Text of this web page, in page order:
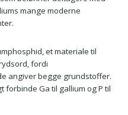
mange moderne
et materiale til
fordi
angiver begge grundstoffer.
forbinde Ga til gallium og P til